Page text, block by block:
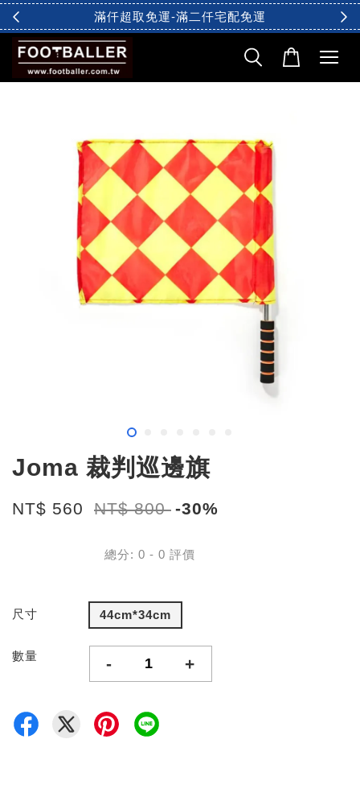
滿仟超取免運-滿二仟宅配免運
Joma 裁判巡邊旗
NT$ 560 NT$ 800 -30%
總分: 0 - 0 評價
尺寸 44cm*34cm
數量 - +